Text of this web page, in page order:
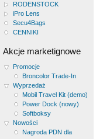
RODENSTOCK
iPro Lens
Secu4Bags
CENNIKI
Akcje marketignowe
Promocje
Broncolor Trade-In
Wyprzedaż
Mobil Travel Kit (demo)
Power Dock (nowy)
Softboksy
Nowości
Nagroda PDN dla